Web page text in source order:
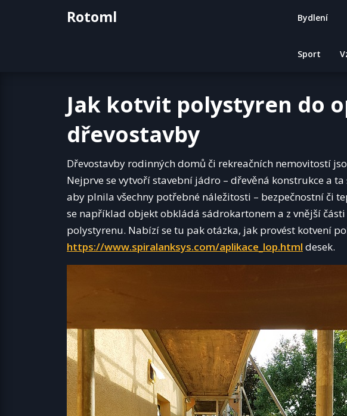
Rotoml Bydlení
Sport
Jak kotvit polystyren do
dřevostavby
Dřevostavby rodinných domů či rekreačních nemovitostí
Nejprve se vytvoří stavební jádro – dřevěná konstrukce a
aby plnila všechny potřebné náležitosti – bezpečnostní či
se například objekt obkládá sádrokartonem a z vnější
polystyrenu. Nabízí se tu pak otázka, jak provést kotvení
https://www.spiralanksys.com/aplikace_lop.html desek.